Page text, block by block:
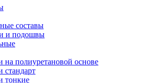
составы
и подошвы
на полиуретановой основе
стандарт
тонкие